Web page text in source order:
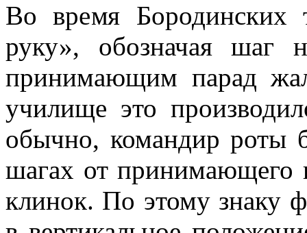
Во время Бородинских
руку», обозначая шаг
принимающим парад
училище это
обычно, командир роты
шагах от принимающего
клинок. По этому знаку